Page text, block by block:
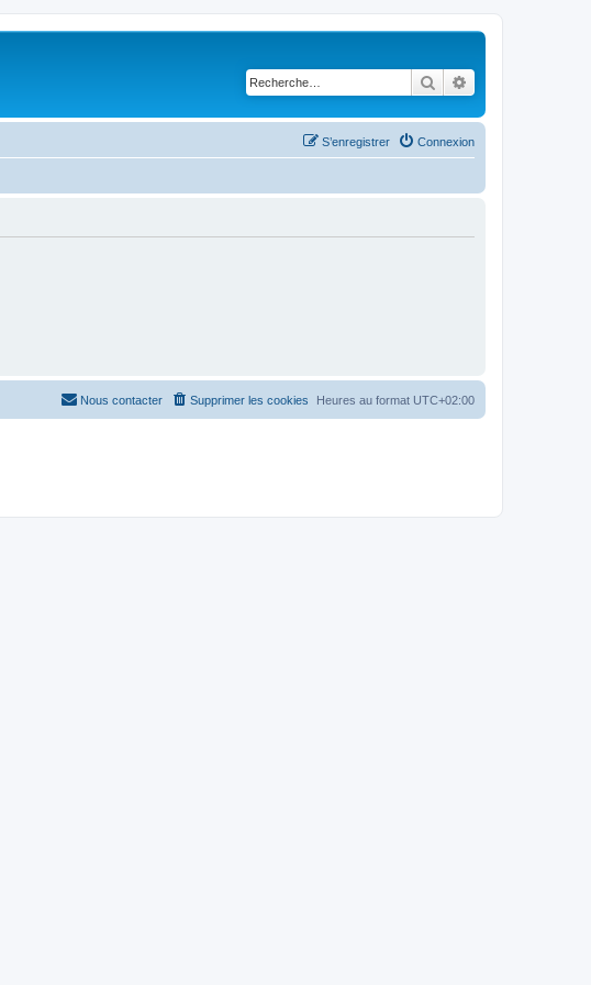
Rechercher
Connexion
S’enregistrer
Heures au format UTC+02:00
Supprimer les cookies
Nous contacter